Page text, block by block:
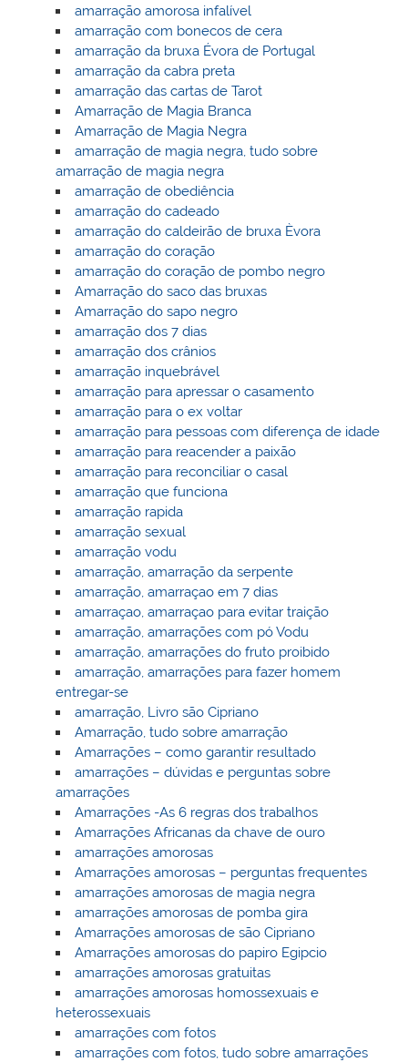
amarração amorosa infalível
amarração com bonecos de cera
amarração da bruxa Évora de Portugal
amarração da cabra preta
amarração das cartas de Tarot
Amarração de Magia Branca
Amarração de Magia Negra
amarração de magia negra, tudo sobre
amarração de magia negra
amarração de obediência
amarração do cadeado
amarração do caldeirão de bruxa Èvora
amarração do coração
amarração do coração de pombo negro
Amarração do saco das bruxas
Amarração do sapo negro
amarração dos 7 dias
amarração dos crânios
amarração inquebrável
amarração para apressar o casamento
amarração para o ex voltar
amarração para pessoas com diferença de idade
amarração para reacender a paixão
amarração para reconciliar o casal
amarração que funciona
amarração rapida
amarração sexual
amarração vodu
amarração, amarração da serpente
amarração, amarraçao em 7 dias
amarraçao, amarraçao para evitar traição
amarração, amarrações com pó Vodu
amarração, amarrações do fruto proibido
amarração, amarrações para fazer homem
entregar-se
amarração, Livro são Cipriano
Amarração, tudo sobre amarração
Amarrações – como garantir resultado
amarrações – dúvidas e perguntas sobre
amarrações
Amarrações -As 6 regras dos trabalhos
Amarrações Africanas da chave de ouro
amarrações amorosas
Amarrações amorosas – perguntas frequentes
amarrações amorosas de magia negra
amarrações amorosas de pomba gira
Amarrações amorosas de são Cipriano
Amarrações amorosas do papiro Egipcio
amarrações amorosas gratuitas
amarrações amorosas homossexuais e
heterossexuais
amarrações com fotos
amarrações com fotos, tudo sobre amarrações